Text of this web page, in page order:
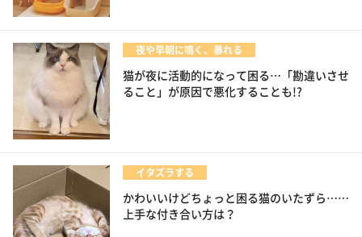
夜や早朝に鳴く、暴れる
猫が夜に活動的になって困る…「勘違いさせ
ること」が原因で悪化することも!?
イタズラする
かわいいけどちょっと困る猫のいたずら……
上手な付き合い方は？